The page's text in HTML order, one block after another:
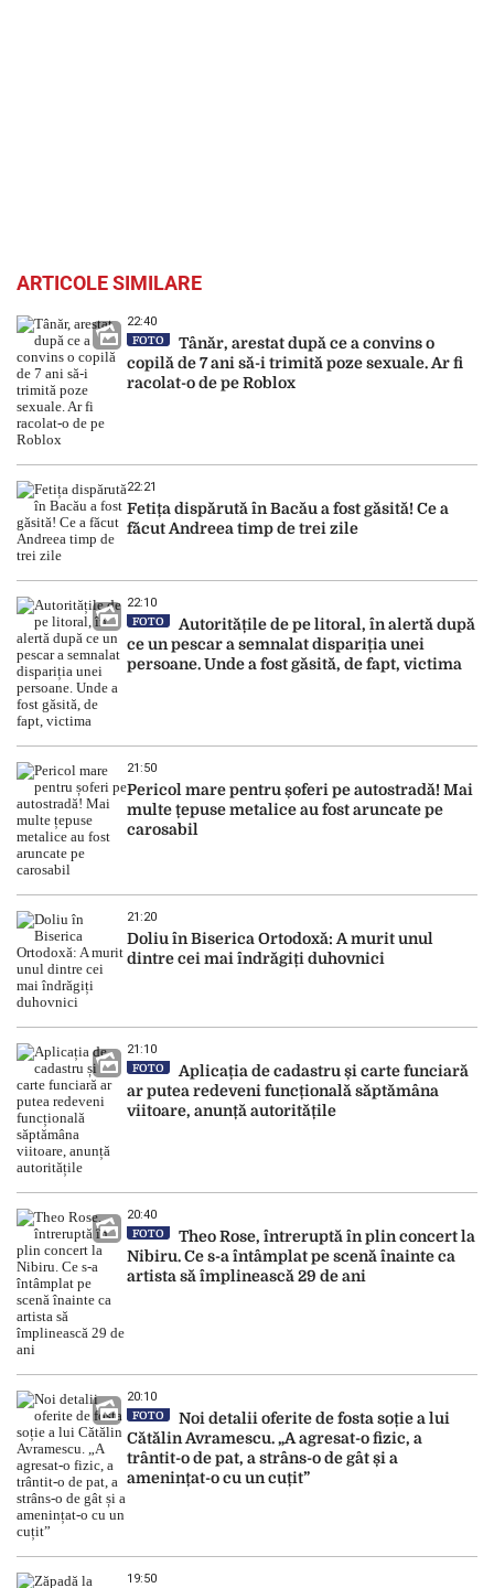
ARTICOLE SIMILARE
22:40
FOTO
Tânăr, arestat după ce a convins o
copilă de 7 ani să-i trimită poze sexuale. Ar fi
racolat-o de pe Roblox
22:21
Fetița dispărută în Bacău a fost găsită! Ce a
făcut Andreea timp de trei zile
22:10
FOTO
Autoritățile de pe litoral, în alertă după
ce un pescar a semnalat dispariția unei
persoane. Unde a fost găsită, de fapt, victima
21:50
Pericol mare pentru șoferi pe autostradă! Mai
multe țepuse metalice au fost aruncate pe
carosabil
21:20
Doliu în Biserica Ortodoxă: A murit unul
dintre cei mai îndrăgiți duhovnici
21:10
FOTO
Aplicația de cadastru și carte funciară
ar putea redeveni funcțională săptămâna
viitoare, anunță autoritățile
20:40
FOTO
Theo Rose, întreruptă în plin concert la
Nibiru. Ce s-a întâmplat pe scenă înainte ca
artista să împlinească 29 de ani
20:10
FOTO
Noi detalii oferite de fosta soție a lui
Cătălin Avramescu. „A agresat-o fizic, a
trântit-o de pat, a strâns-o de gât și a
amenințat-o cu un cuțit”
19:50